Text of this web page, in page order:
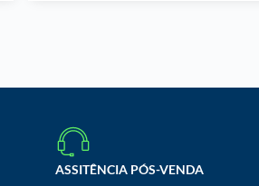
ASSITÊNCIA PÓS-VENDA